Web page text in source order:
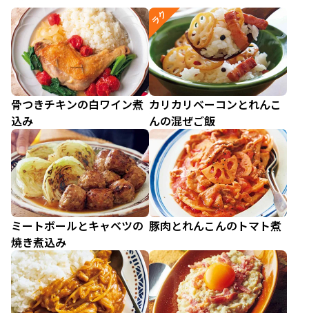
骨つきチキンの白ワイン煮
込み
ラク
カリカリベーコンとれんこ
んの混ぜご飯
ミートボールとキャベツの
焼き煮込み
豚肉とれんこんのトマト煮